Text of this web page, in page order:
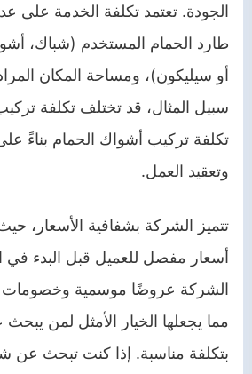
الجودة. تعتمد تكلفة الخدمة على
طارد الحمام المستخدم (شباك،
أو سيليكون)، ومساحة المكان
سبيل المثال، قد تختلف تكلفة
تكلفة تركيب أشواك الحمام بناءً
وتعقيد العمل.
تتميز الشركة بشفافية الأسعار،
أسعار مفصل للعميل قبل البدء في
الشركة عروضًا موسمية وخصومات
مما يجعلها الخيار الأمثل لمن
بتكلفة مناسبة. إذا كنت تبحث عن